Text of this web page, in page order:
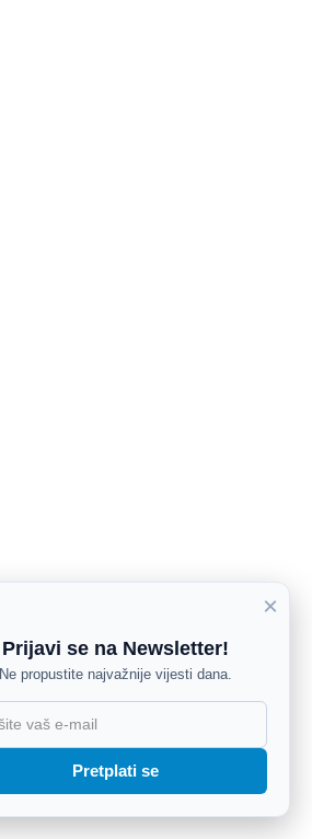
×
Prijavi se na Newsletter!
Ne propustite najvažnije vijesti dana.
Pretplati se